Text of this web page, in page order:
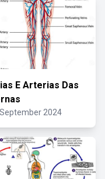
E Arterias Das
2024